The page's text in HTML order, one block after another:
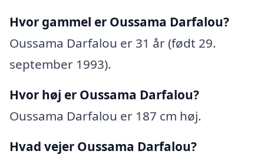
Hvor gammel er Oussama Darfalou?
Oussama Darfalou er 31 år (født 29.
september 1993).
Hvor høj er Oussama Darfalou?
Oussama Darfalou er 187 cm høj.
Hvad vejer Oussama Darfalou?